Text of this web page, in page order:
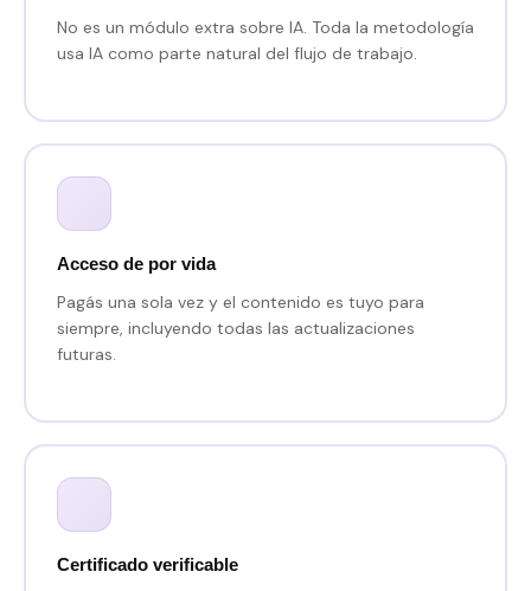
No es un módulo extra sobre IA. Toda la metodología
usa IA como parte natural del flujo de trabajo.
Acceso de por vida
Pagás una sola vez y el contenido es tuyo para
siempre, incluyendo todas las actualizaciones
futuras.
Certificado verificable